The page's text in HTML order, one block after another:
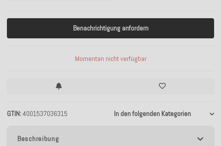
GTIN 4001537036315 In den folgenden Kategorien
Benachrichtigung anfordern
Momentan nicht verfügbar
Beschreibung